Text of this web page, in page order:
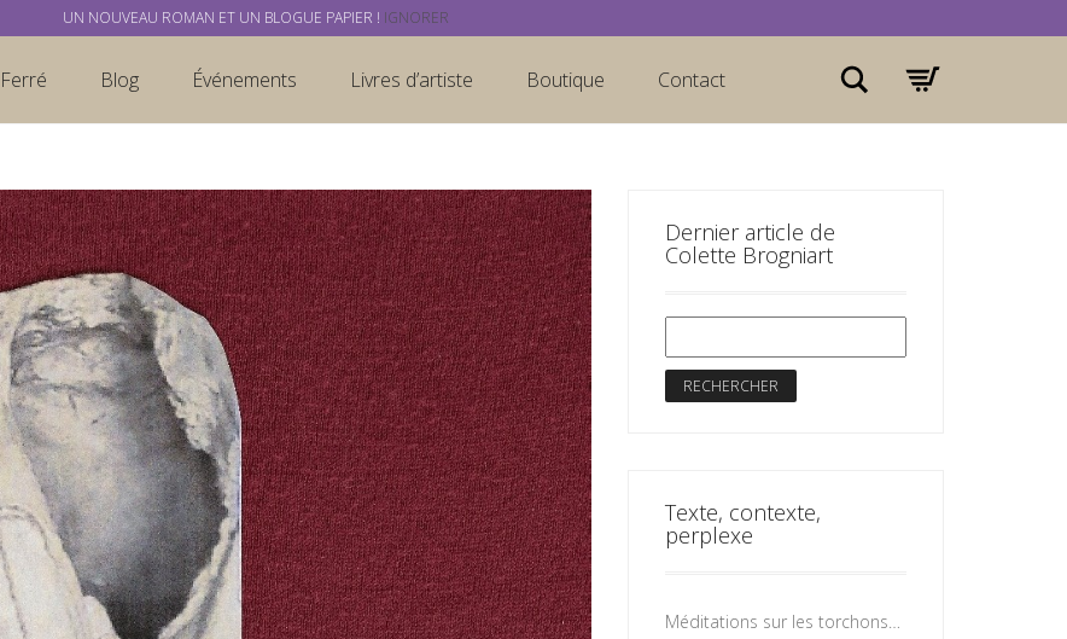
Blog Événements Livres d’artiste Boutique Contact Rechercher
Dernier article de
Colette Brogniart
Texte, contexte,
perplexe
Méditations sur les torchons et les serviettes
UN NOUVEAU ROMAN ET UN BLOGUE PAPIER ! IGNORER